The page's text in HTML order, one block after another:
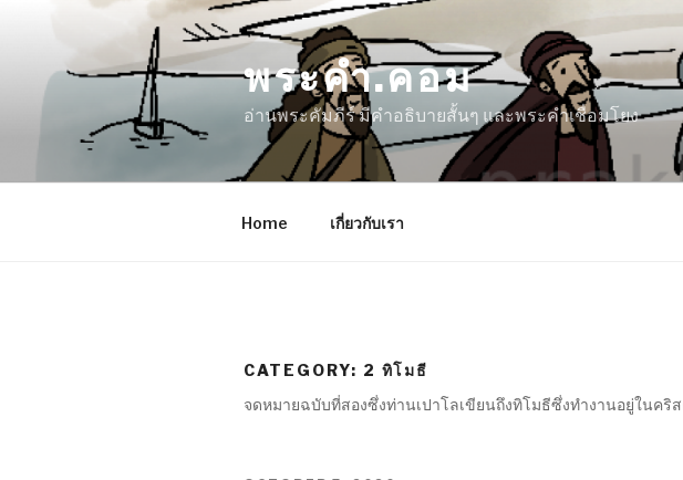
content
พระคำ.คอม
อ่านพระคัมภีร์ มีคำอธิบายสั้นๆ และพระคำเชื่อมโยง
Home เกี่ยวกับเรา
CATEGORY: 2 ทิโมธี
จดหมายฉบับที่สองซึ่งท่านเปาโลเขียนถึงทิโมธีซึ่งทำงานอยู่ในคริส